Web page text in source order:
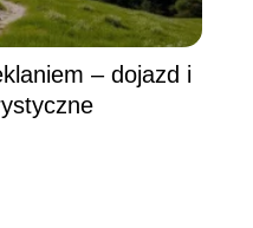
– dojazd i